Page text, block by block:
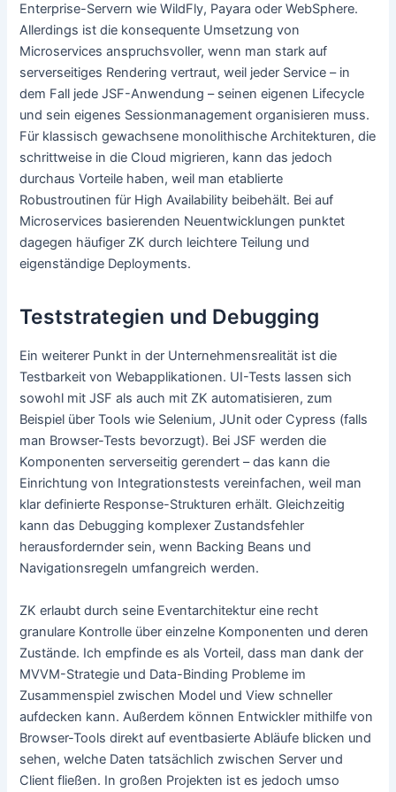
Enterprise-Servern wie WildFly, Payara oder WebSphere.
Allerdings ist die konsequente Umsetzung von
Microservices anspruchsvoller, wenn man stark auf
serverseitiges Rendering vertraut, weil jeder Service – in
dem Fall jede JSF-Anwendung – seinen eigenen Lifecycle
und sein eigenes Sessionmanagement organisieren muss.
Für klassisch gewachsene monolithische Architekturen, die
schrittweise in die Cloud migrieren, kann das jedoch
durchaus Vorteile haben, weil man etablierte
Robustroutinen für High Availability beibehält. Bei auf
Microservices basierenden Neuentwicklungen punktet
dagegen häufiger ZK durch leichtere Teilung und
eigenständige Deployments.
Teststrategien und Debugging
Ein weiterer Punkt in der Unternehmensrealität ist die
Testbarkeit von Webapplikationen. UI-Tests lassen sich
sowohl mit JSF als auch mit ZK automatisieren, zum
Beispiel über Tools wie Selenium, JUnit oder Cypress (falls
man Browser-Tests bevorzugt). Bei JSF werden die
Komponenten serverseitig gerendert – das kann die
Einrichtung von Integrationstests vereinfachen, weil man
klar definierte Response-Strukturen erhält. Gleichzeitig
kann das Debugging komplexer Zustandsfehler
herausfordernder sein, wenn Backing Beans und
Navigationsregeln umfangreich werden.
ZK erlaubt durch seine Eventarchitektur eine recht
granulare Kontrolle über einzelne Komponenten und deren
Zustände. Ich empfinde es als Vorteil, dass man dank der
MVVM-Strategie und Data-Binding Probleme im
Zusammenspiel zwischen Model und View schneller
aufdecken kann. Außerdem können Entwickler mithilfe von
Browser-Tools direkt auf eventbasierte Abläufe blicken und
sehen, welche Daten tatsächlich zwischen Server und
Client fließen. In großen Projekten ist es jedoch umso